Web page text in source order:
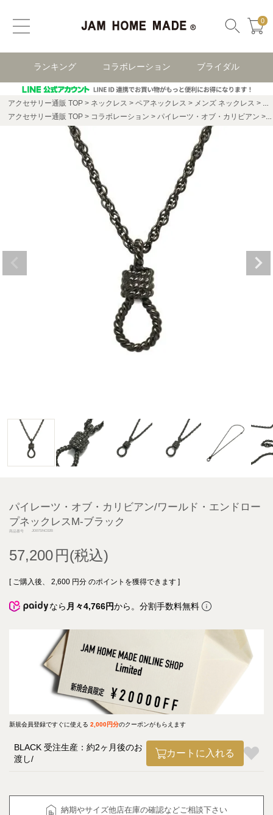
0
ランキング コラボレーション ブライダル
アクセサリー通販 TOP ネックレス ペアネックレス メンズ ネックレス
パ
アクセサリー通販 TOP
コラボレーション パイレーツ・オブ・カリビアン
パイレーツ・オブ・カリビアン/ワールド・エンドロー
プネックレスM-ブラック
商品番号 JD07SNC02B
57,200
[ ご購入後、 2,600 円分 のポイントを獲得できます ]
なら 月々4,766円から。分割手数料無料
新規会員登録ですぐに使える 2,000円分のクーポンがもらえます
BLACK 受注生産：約2ヶ月後のお
渡し
カートに入れる
納期やサイズ他店在庫の確認などご相談下さい